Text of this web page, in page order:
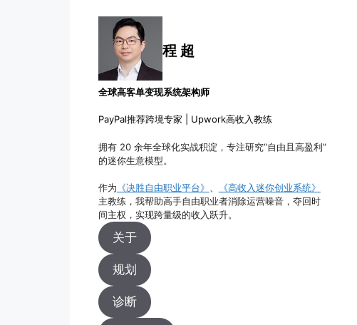
熟能生巧反复练习
表达感谢后续跟踪
资历过高该怎么办
程 超
全球高客单变现系统架构师
PayPal推荐跨境专家 | Upwork高收入教练
拥有 20 余年全球化实战积淀，专注研究“自由且高盈利”
的迷你生意模型。
作为 《决胜自由职业平台》
《高收入迷你创业系统》
主教练，我帮助高手自由职业者消除运营噪音，夺回时
间主权，实现跨量级的收入跃升。
关于
规划
诊断